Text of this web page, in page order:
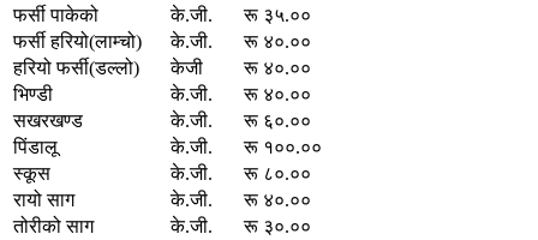
फर्सी पाकेको
के.जी.
रू ३५.००
फर्सी हरियो(लाम्चो)
के.जी.
रू ४०.००
हरियो फर्सी(डल्लो)
केजी
रू ४०.००
भिण्डी
के.जी.
रू ४०.००
सखरखण्ड
के.जी.
रू ६०.००
पिंडालू
के.जी.
रू १००.००
स्कूस
के.जी.
रू ८०.००
रायो साग
के.जी.
रू ४०.००
तोरीको साग
के.जी.
रू ३०.००